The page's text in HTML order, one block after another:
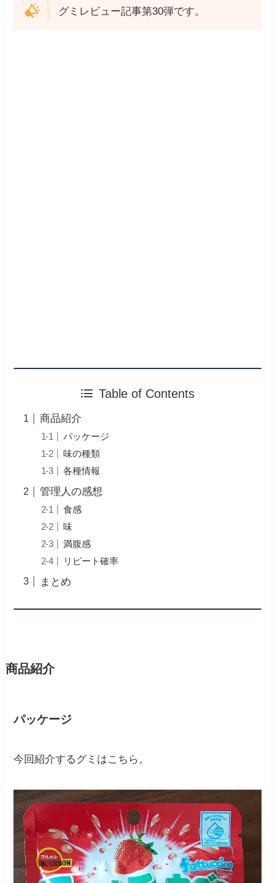
グミレビュー記事第30弾です。
Table of Contents
商品紹介
パッケージ
味の種類
各種情報
管理人の感想
食感
味
満腹感
リピート確率
まとめ
商品紹介
パッケージ
今回紹介するグミはこちら。